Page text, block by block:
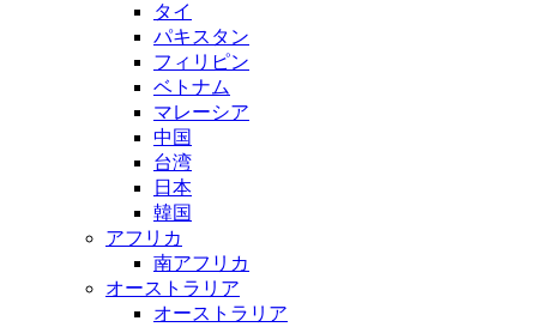
タイ
パキスタン
フィリピン
ベトナム
マレーシア
中国
台湾
日本
韓国
アフリカ
南アフリカ
オーストラリア
オーストラリア